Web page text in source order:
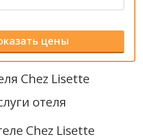
Chez Lisette
отеля
Chez Lisette